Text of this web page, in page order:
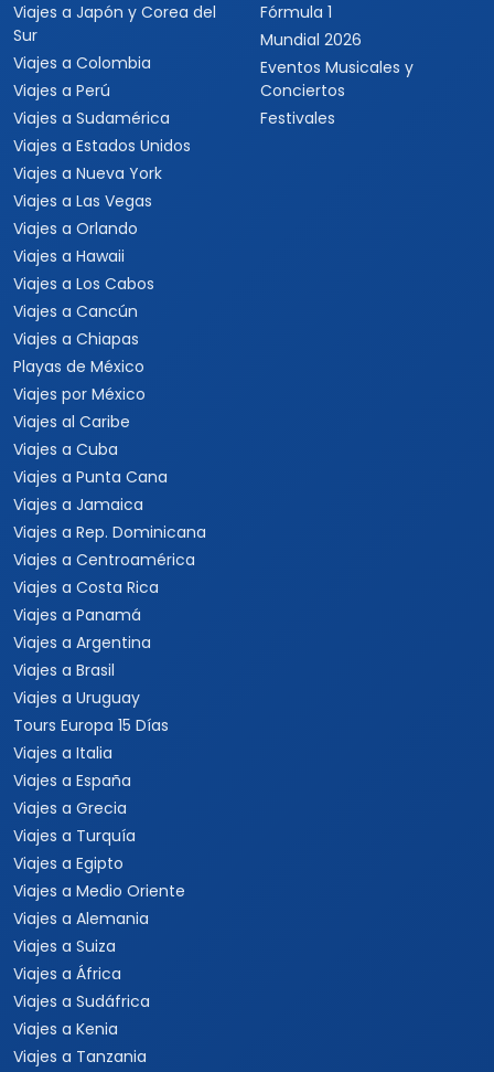
Viajes a Japón y Corea del
Sur
Viajes a Colombia
Viajes a Perú
Viajes a Sudamérica
Viajes a Estados Unidos
Viajes a Nueva York
Viajes a Las Vegas
Viajes a Orlando
Viajes a Hawaii
Viajes a Los Cabos
Viajes a Cancún
Viajes a Chiapas
Playas de México
Viajes por México
Viajes al Caribe
Viajes a Cuba
Viajes a Punta Cana
Viajes a Jamaica
Viajes a Rep. Dominicana
Viajes a Centroamérica
Viajes a Costa Rica
Viajes a Panamá
Viajes a Argentina
Viajes a Brasil
Viajes a Uruguay
Tours Europa 15 Días
Viajes a Italia
Viajes a España
Viajes a Grecia
Viajes a Turquía
Viajes a Egipto
Viajes a Medio Oriente
Viajes a Alemania
Viajes a Suiza
Viajes a África
Viajes a Sudáfrica
Viajes a Kenia
Viajes a Tanzania
Fórmula 1
Mundial 2026
Eventos Musicales y
Conciertos
Festivales